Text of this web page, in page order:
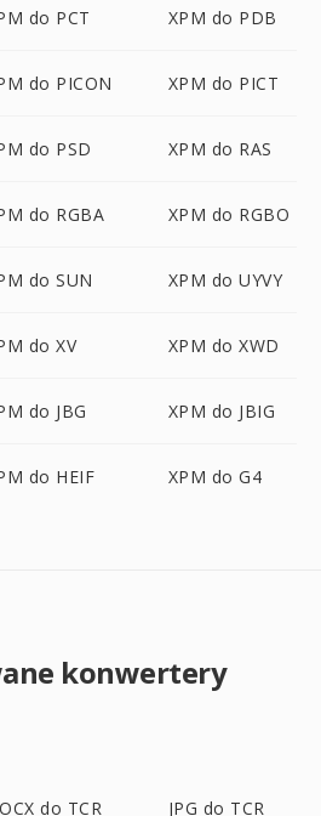
do PCT XPM do PDB
do PICON XPM do PICT
do PSD XPM do RAS
do RGBA XPM do RGBO
do SUN XPM do UYVY
do XV XPM do XWD
do JBG XPM do JBIG
do HEIF XPM do G4
konwertery
do TCR JPG do TCR